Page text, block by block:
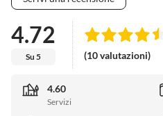
4.72
Su 5 (10 valutazioni)
4.60
Servizi